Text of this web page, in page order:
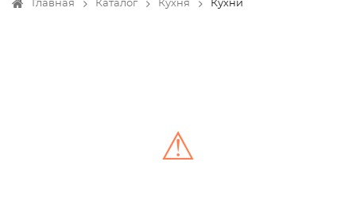
Главная Каталог Кухня Кухни
⚠